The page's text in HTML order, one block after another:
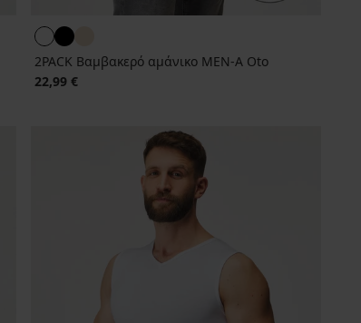
2PACK Βαμβακερό αμάνικο MEN-A Oto
22,99 €